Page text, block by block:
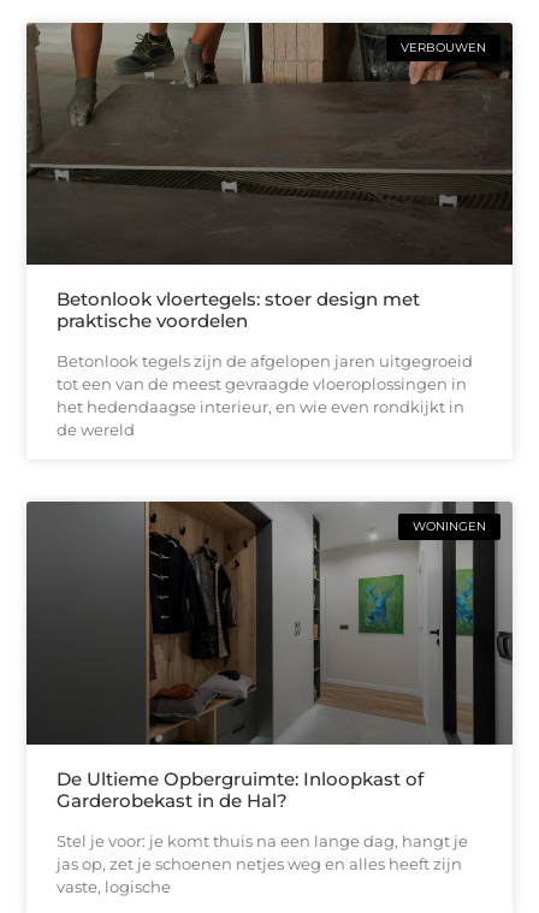
VERBOUWEN
Betonlook vloertegels: stoer design met
praktische voordelen
Betonlook tegels zijn de afgelopen jaren uitgegroeid
tot een van de meest gevraagde vloeroplossingen in
het hedendaagse interieur, en wie even rondkijkt in
de wereld
WONINGEN
De Ultieme Opbergruimte: Inloopkast of
Garderobekast in de Hal?
Stel je voor: je komt thuis na een lange dag, hangt je
jas op, zet je schoenen netjes weg en alles heeft zijn
vaste, logische